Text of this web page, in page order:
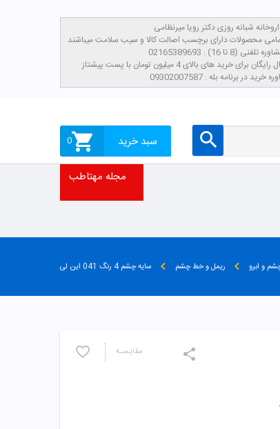
برای خرید های بالای 4 میلیون تومان با پست پیشتاز
خرید در برنامه بله : 09302007587
سبد خرید 0
مجله مهتاطب
و ابرو ریمل و خط چشم سایه چشم 4 رنگ 041 این لی
مقایسـه